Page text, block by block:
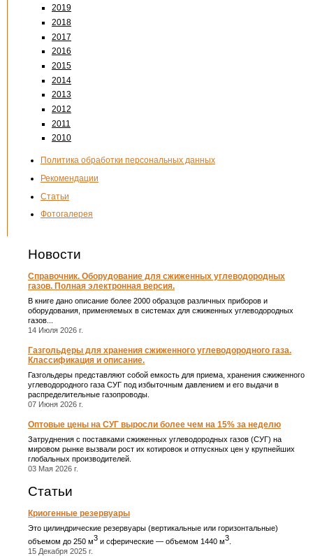
2019
2018
2017
2016
2015
2014
2013
2012
2011
2010
Политика обработки персональных данных
Рекомендации
Статьи
Фотогалерея
Новости
Справочник. Оборудование для сжиженных углеводородных
газов. Полная электронная версия.
В книге дано описание более 2000 образцов различных приборов и
оборудования, применяемых в системах для сжиженных углеводородных
газов...
14 Июля 2026 г.
Газгольдеры для хранения сжиженного углеводородного газа.
Классификация и описание.
Газгольдеры представляют собой емкость для приема, хранения сжиженного
углеводородного газа СУГ под избыточным давлением и его выдачи в
распределительные газопроводы.
07 Июня 2026 г.
Оптовые цены на СУГ выросли более чем на 15% за неделю
Затруднения с поставками сжиженных углеводородных газов (СУГ) на
мировом рынке вызвали рост их котировок и отпускных цен у крупнейших
глобальных производителей.
03 Мая 2026 г.
Статьи
Криогенные резервуары
Это цилиндрические резервуары (вертикальные или горизонтальные)
объемом до 250 м3 и сферические ― объемом 1440 м3
15 Декабря 2025 г.